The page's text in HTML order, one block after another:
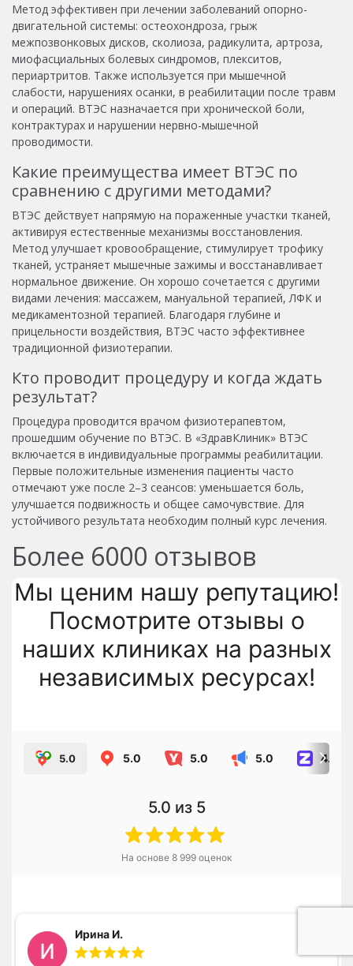
Метод эффективен при лечении заболеваний опорно-
двигательной системы: остеохондроза, грыж
межпозвонковых дисков, сколиоза, радикулита, артроза,
миофасциальных болевых синдромов, плекситов,
периартритов. Также используется при мышечной
слабости, нарушениях осанки, в реабилитации после травм
и операций. ВТЭС назначается при хронической боли,
контрактурах и нарушении нервно-мышечной
проводимости.
Какие преимущества имеет ВТЭС по
сравнению с другими методами?
ВТЭС действует напрямую на пораженные участки тканей,
активируя естественные механизмы восстановления.
Метод улучшает кровообращение, стимулирует трофику
тканей, устраняет мышечные зажимы и восстанавливает
нормальное движение. Он хорошо сочетается с другими
видами лечения: массажем, мануальной терапией, ЛФК и
медикаментозной терапией. Благодаря глубине и
прицельности воздействия, ВТЭС часто эффективнее
традиционной физиотерапии.
Кто проводит процедуру и когда ждать
результат?
Процедура проводится врачом физиотерапевтом,
прошедшим обучение по ВТЭС. В «ЗдравКлиник» ВТЭС
включается в индивидуальные программы реабилитации.
Первые положительные изменения пациенты часто
отмечают уже после 2–3 сеансов: уменьшается боль,
улучшается подвижность и общее самочувствие. Для
устойчивого результата необходим полный курс лечения.
Более 6000 отзывов
Мы ценим нашу репутацию!
Посмотрите отзывы о
наших клиниках на разных
независимых ресурсах!
5.0 5.0 5.0 5.0 4.8
5.0 из 5
На основе 8 999 оценок
Ирина И.